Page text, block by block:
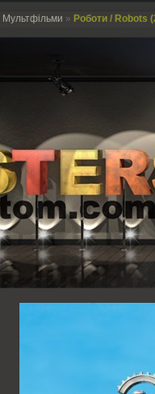
Мультфільми » Роботи / Robots